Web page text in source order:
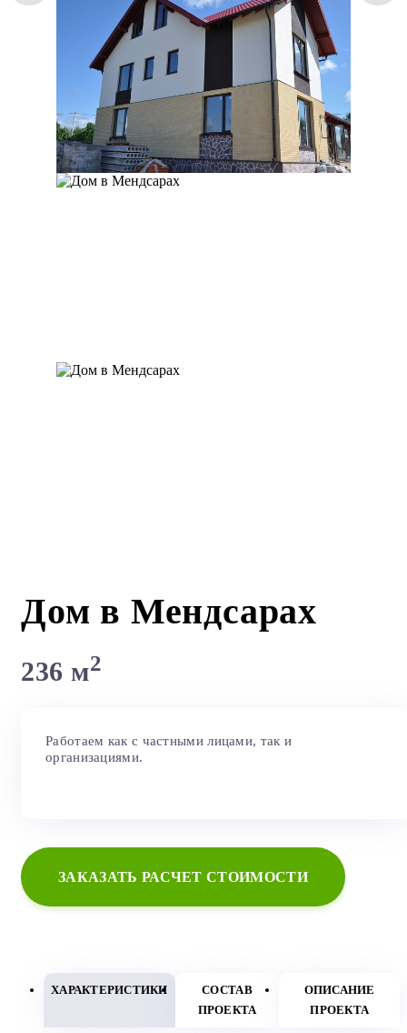
Дом в Мендсарах
236 м2
Работаем как с частными лицами, так и
организациями.
ЗАКАЗАТЬ РАСЧЕТ СТОИМОСТИ
ХАРАКТЕРИСТИКИ
СОСТАВ
ПРОЕКТА
ОПИСАНИЕ
ПРОЕКТА